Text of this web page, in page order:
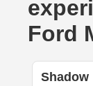
Ford
Shadow